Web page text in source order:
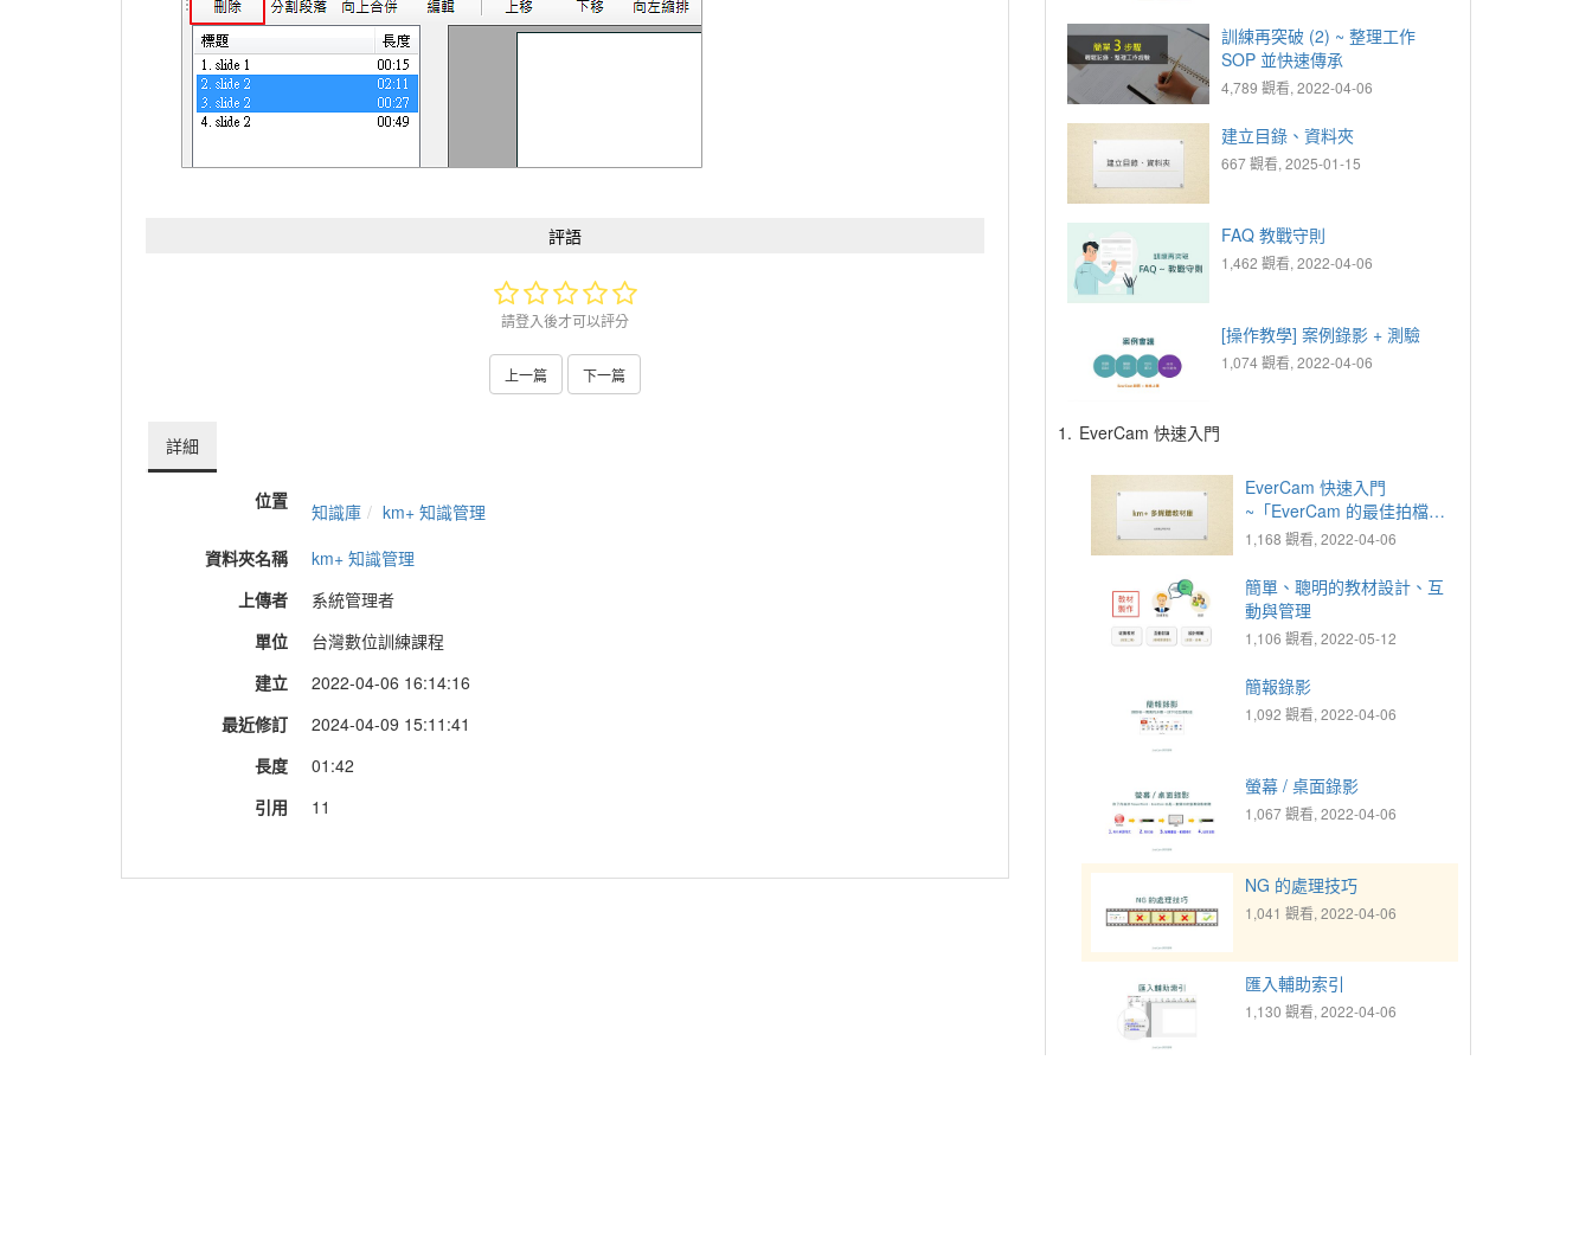
評語
請登入後才可以評分
上一篇 下一篇
詳細
位置 知識庫
km+ 知識管理
資料夾名稱
km+ 知識管理
上傳者
系統管理者
單位
台灣數位訓練課程
建立
2022-04-06 16:14:16
最近修訂
2024-04-09 15:11:41
長度
01:42
引用
11
訓練再突破 (2) ~ 整理工作
SOP 並快速傳承
4,789 觀看, 2022-04-06
建立目錄、資料夾
667 觀看, 2025-01-15
FAQ 教戰守則
1,462 觀看, 2022-04-06
[操作教學] 案例錄影 + 測驗
1,074 觀看, 2022-04-06
1. EverCam 快速入門
EverCam 快速入門
~「EverCam 的最佳拍檔 _
km+ 教材庫的應用」
1,168 觀看, 2022-04-06
簡單、聰明的教材設計、互
動與管理
1,106 觀看, 2022-05-12
簡報錄影
1,092 觀看, 2022-04-06
螢幕 / 桌面錄影
1,067 觀看, 2022-04-06
NG 的處理技巧
1,041 觀看, 2022-04-06
匯入輔助索引
1,130 觀看, 2022-04-06